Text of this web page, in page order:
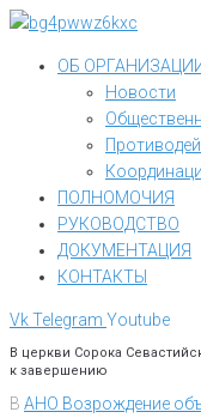
Перейти
контенту
ОБ
Новости
ПОЛНОМОЧИЯ
РУКОВОДСТВО
ДОКУМЕНТАЦИЯ
КОНТАКТЫ
VkTelegram Youtube
В церкви Сорока
к завершению
В АНО Возрождение